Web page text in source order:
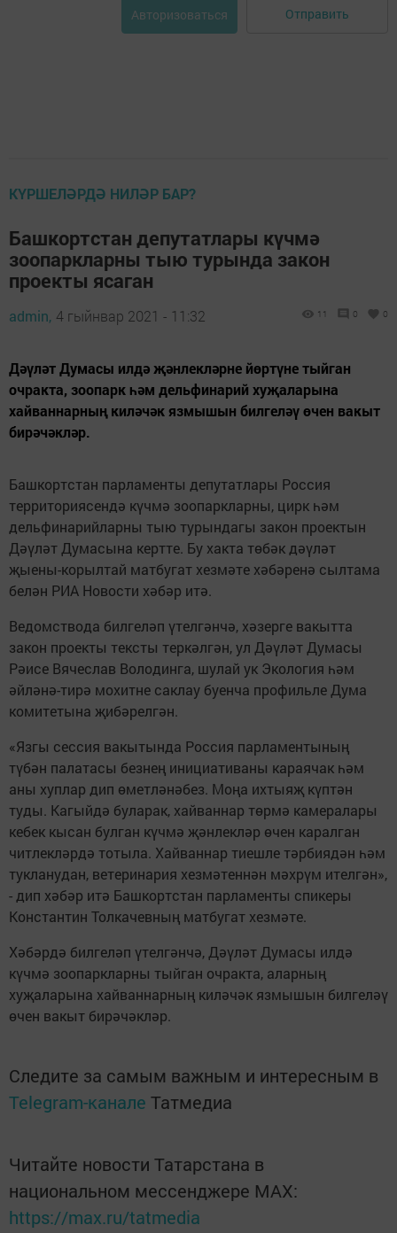
Авторизоваться Отправить
КҮРШЕЛӘРДӘ НИЛӘР БАР?
Башкортстан депутатлары күчмә
зоопаркларны тыю турында закон
проекты ясаган
admin, 4 гыйнвар 2021 - 11:32 11 0 0
Дәүләт Думасы илдә җәнлекләрне йөртүне тыйган
очракта, зоопарк һәм дельфинарий хуҗаларына
хайваннарның киләчәк язмышын билгеләү өчен вакыт
бирәчәкләр.
Башкортстан парламенты депутатлары Россия
территориясендә күчмә зоопаркларны, цирк һәм
дельфинарийларны тыю турындагы закон проектын
Дәүләт Думасына кертте. Бу хакта төбәк дәүләт
җыены-корылтай матбугат хезмәте хәбәренә сылтама
белән РИА Новости хәбәр итә.
Ведомствода билгеләп үтелгәнчә, хәзерге вакытта
закон проекты тексты теркәлгән, ул Дәүләт Думасы
Рәисе Вячеслав Володинга, шулай ук Экология һәм
әйләнә-тирә мохитне саклау буенча профильле Дума
комитетына җибәрелгән.
«Язгы сессия вакытында Россия парламентының
түбән палатасы безнең инициативаны караячак һәм
аны хуплар дип өметләнәбез. Моңа ихтыяҗ күптән
туды. Кагыйдә буларак, хайваннар төрмә камералары
кебек кысан булган күчмә җәнлекләр өчен каралган
читлекләрдә тотыла. Хайваннар тиешле тәрбиядән һәм
тукланудан, ветеринария хезмәтеннән мәхрүм ителгән»,
- дип хәбәр итә Башкортстан парламенты спикеры
Константин Толкачевның матбугат хезмәте.
Хәбәрдә билгеләп үтелгәнчә, Дәүләт Думасы илдә
күчмә зоопаркларны тыйган очракта, аларның
хуҗаларына хайваннарның киләчәк язмышын билгеләү
өчен вакыт бирәчәкләр.
Следите за самым важным и интересным в
Telegram-канале Татмедиа
Читайте новости Татарстана в
национальном мессенджере MАХ:
https://max.ru/tatmedia